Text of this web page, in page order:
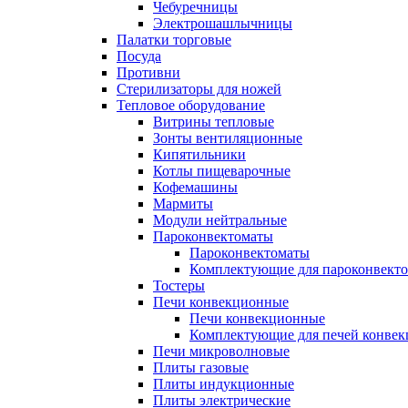
Чебуречницы
Электрошашлычницы
Палатки торговые
Посуда
Противни
Стерилизаторы для ножей
Тепловое оборудование
Витрины тепловые
Зонты вентиляционные
Кипятильники
Котлы пищеварочные
Кофемашины
Мармиты
Модули нейтральные
Пароконвектоматы
Пароконвектоматы
Комплектующие для
Тостеры
Печи конвекционные
Печи конвекционные
Комплектующие для печей
Печи микроволновые
Плиты газовые
Плиты индукционные
Плиты электрические